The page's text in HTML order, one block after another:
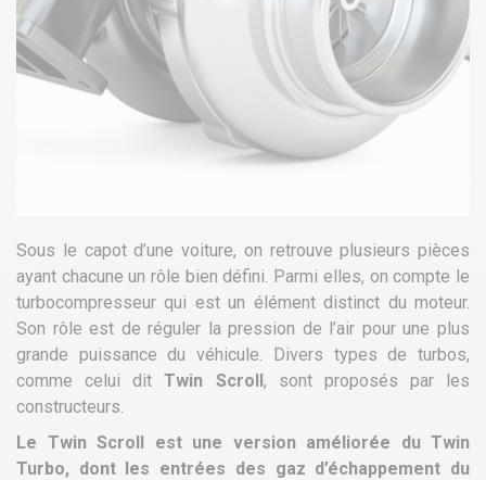
Sous le capot d’une voiture, on retrouve plusieurs pièces
ayant chacune un rôle bien défini. Parmi elles, on compte le
turbocompresseur qui est un élément distinct du moteur.
Son rôle est de réguler la pression de l’air pour une plus
grande puissance du véhicule. Divers types de turbos,
comme celui ditTwin Scroll, sont proposés par les
constructeurs.
Le Twin Scroll est une version améliorée du Twin
Turbo, dont les entrées des gaz d’échappement du